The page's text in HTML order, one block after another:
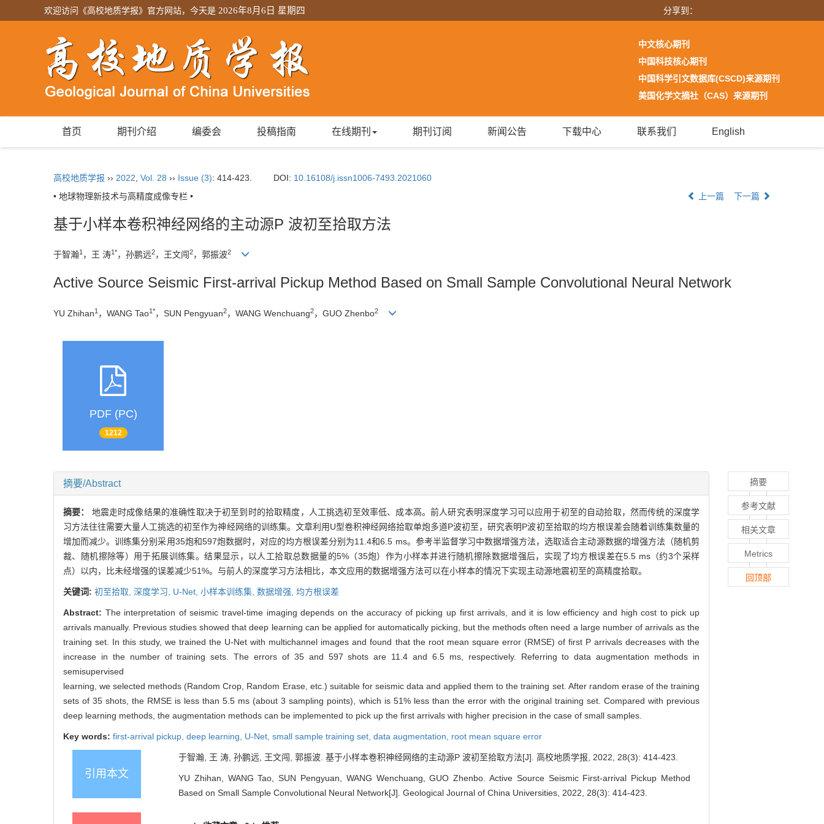
欢迎访问《高校地质学报》官方网站，今天是 2026年8月6日 星期四 分享到：
中文核心期刊
中国科技核心期刊
中国科学引文数据库(CSCD)来源期刊
美国化学文摘社（CAS）来源期刊
首页 期刊介绍 编委会 投稿指南 在线期刊 期刊订阅 新闻公告 下载中心 联系我们 English
高校地质学报 ›› 2022 Vol. 28 ›› Issue (3): 414-423. DOI: 10.16108/j.issn1006-7493.2021060
• 地球物理新技术与高精度成像专栏 •
上一篇 下一篇
基于小样本卷积神经网络的主动源P 波初至拾取方法
于智瀚1 ，王 涛1*，孙鹏远2，王文闯2，郭振波2
Active Source Seismic First-arrival Pickup Method Based on Small Sample Convolutional Neural Network
YU Zhihan1 ，WANG Tao1*，SUN Pengyuan2，WANG Wenchuang2，GUO Zhenbo2
PDF (PC)
1212
摘要/Abstract
摘要： 地震走时成像结果的准确性取决于初至到时的拾取精度，人工挑选初至效率低、成本高。前人研究表明深度学习可以应用于初至的自动拾取，然而传统的深度学
习方法往往需要大量人工挑选的初至作为神经网络的训练集。文章利用U型卷积神经网络拾取单炮多道P波初至，研究表明P波初至拾取的均方根误差会随着训练集数量的
增加而减少。训练集分别采用35炮和597炮数据时，对应的均方根误差分别为11.4和6.5 ms。参考半监督学习中数据增强方法，选取适合主动源数据的增强方法（随机剪
裁、随机擦除等）用于拓展训练集。结果显示，以人工拾取总数据量的5%（35炮）作为小样本并进行随机擦除数据增强后，实现了均方根误差在5.5 ms（约3个采样
点）以内，比未经增强的误差减少51%。与前人的深度学习方法相比，本文应用的数据增强方法可以在小样本的情况下实现主动源地震初至的高精度拾取。
关键词: 初至拾取, 深度学习, U-Net, 小样本训练集, 数据增强, 均方根误差
Abstract: The interpretation of seismic travel-time imaging depends on the accuracy of picking up first arrivals, and it is low efficiency and high cost to pick up
arrivals manually. Previous studies showed that deep learning can be applied for automatically picking, but the methods often need a large number of arrivals as the
training set. In this study, we trained the U-Net with multichannel images and found that the root mean square error (RMSE) of first P arrivals decreases with the
increase in the number of training sets. The errors of 35 and 597 shots are 11.4 and 6.5 ms, respectively. Referring to data augmentation methods in
semisupervised
learning, we selected methods (Random Crop, Random Erase, etc.) suitable for seismic data and applied them to the training set. After random erase of the training
sets of 35 shots, the RMSE is less than 5.5 ms (about 3 sampling points), which is 51% less than the error with the original training set. Compared with previous
deep learning methods, the augmentation methods can be implemented to pick up the first arrivals with higher precision in the case of small samples.
Key words: first-arrival pickup, deep learning, U-Net, small sample training set, data augmentation, root mean square error
引用本文
于智瀚, 王 涛, 孙鹏远, 王文闯, 郭振波. 基于小样本卷积神经网络的主动源P 波初至拾取方法[J]. 高校地质学报, 2022, 28(3): 414-423.
YU Zhihan, WANG Tao, SUN Pengyuan, WANG Wenchuang, GUO Zhenbo. Active Source Seismic First-arrival Pickup Method
Based on Small Sample Convolutional Neural Network[J]. Geological Journal of China Universities, 2022, 28(3): 414-423.
摘要
参考文献
相关文章
Metrics
回顶部